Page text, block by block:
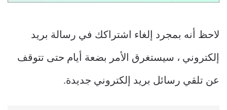
لاحظ أنه بمجرد إلغاء اشتراكك في رسالة بريد
إلكتروني ، سيستغرق الأمر بضعة أيام حتى تتوقف
عن تلقي رسائل بريد إلكتروني جديدة.